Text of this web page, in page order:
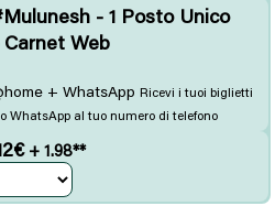
- 1 Posto Unico
Web
+ WhatsApp Ricevi i tuoi biglietti
WhatsApp al tuo numero di telefono
+ 1.98**